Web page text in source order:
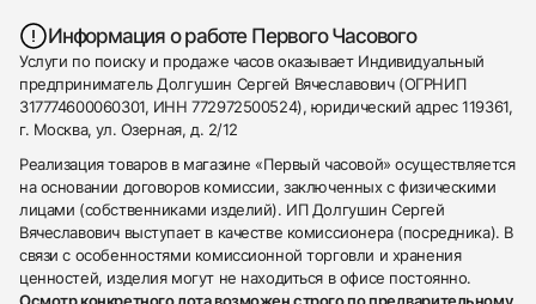
Информация о работе Первого Часового
Услуги по поиску и продаже часов оказывает Индивидуальный
предприниматель Долгушин Сергей Вячеславович (ОГРНИП
317774600060301, ИНН 772972500524), юридический адрес 119361,
г. Москва, ул. Озерная, д. 2/12
Реализация товаров в магазине «Первый часовой» осуществляется
на основании договоров комиссии, заключенных с физическими
лицами (собственниками изделий). ИП Долгушин Сергей
Вячеславович выступает в качестве комиссионера (посредника). В
связи с особенностями комиссионной торговли и хранения
ценностей, изделия могут не находиться в офисе постоянно.